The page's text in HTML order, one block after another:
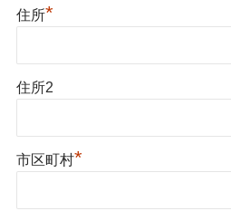
住所*
住所2
市区町村*